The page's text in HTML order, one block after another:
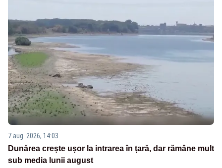
7 aug. 2026, 14:03
Dunărea crește ușor la intrarea în țară, dar rămâne mult
sub media lunii august